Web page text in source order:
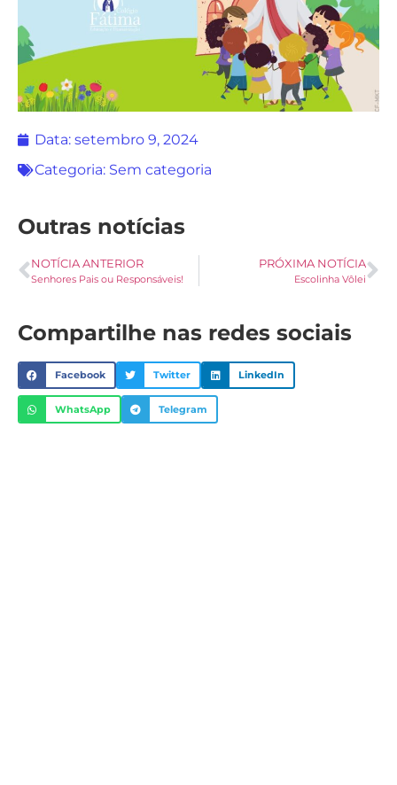
Data: setembro 9, 2024
Categoria: Sem categoria
Outras notícias
NOTÍCIA ANTERIOR
Senhores Pais ou Responsáveis!
PRÓXIMA NOTÍCIA
Escolinha Vôlei
Compartilhe nas redes sociais
Facebook Twitter LinkedIn
WhatsApp Telegram